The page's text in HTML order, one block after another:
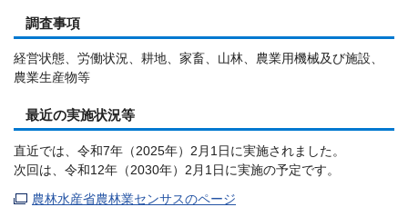
調査事項
経営状態、労働状況、耕地、家畜、山林、農業用機械及び施設、
農業生産物等
最近の実施状況等
直近では、令和7年（2025年）2月1日に実施されました。
次回は、令和12年（2030年）2月1日に実施の予定です。
農林水産省農林業センサスのページ